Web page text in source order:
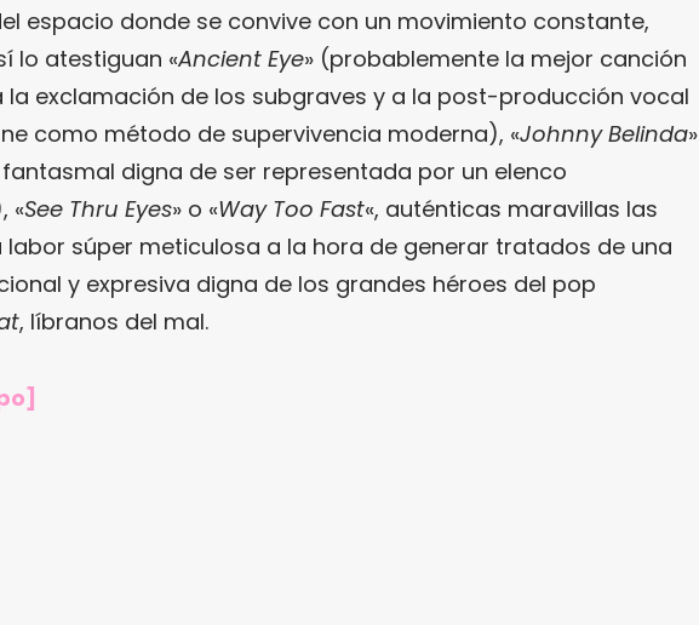
espacio donde se convive con un movimiento constante,
lo atestiguan «Ancient Eye» (probablemente la mejor canción
la exclamación de los subgraves y a la post-producción vocal
como método de supervivencia moderna), «Johnny Belinda»
digna de ser representada por un elenco
«See Thru Eyes» o «Way Too Fast«, auténticas maravillas las
labor súper meticulosa a la hora de generar tratados de una
y expresiva digna de los grandes héroes del pop
, líbranos del mal.